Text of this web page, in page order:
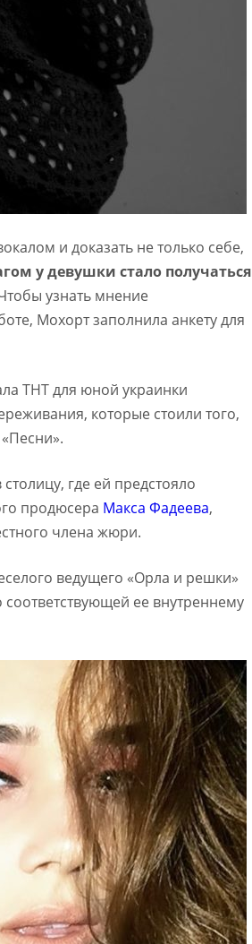
и доказать не только себе,
у девушки стало получаться
узнать мнение
Мохорт заполнила анкету для
ТНТ для юной украинки
которые стоили того,
где ей предстояло
продюсера Макса Фадеева,
члена жюри.
ведущего «Орла и решки»
ее внутреннему